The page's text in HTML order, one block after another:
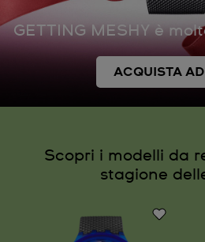
GETTING MESHY è
ACQUISTA
Scopri i modelli da
stagione